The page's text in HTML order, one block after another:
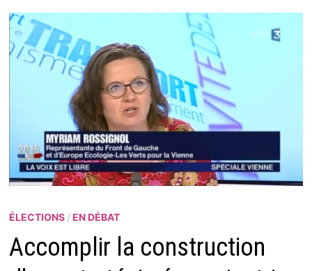
ÉLECTIONS/ EN DÉBAT
Accomplir la construction